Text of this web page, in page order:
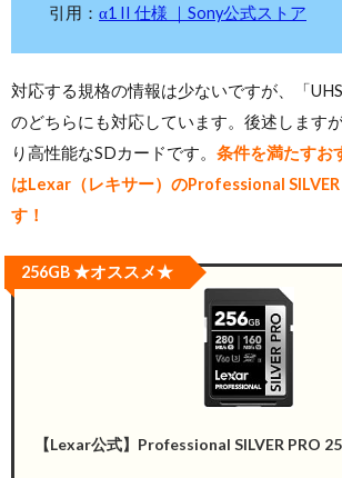
引用： α1 II 仕様 ｜Sony公式ストア
対応する規格の情報は少ないですが、「
のどちらにも対応しています。後述します
り高性能なSDカードです。 条件を満たすお
はLexar（レキサー）のProfessional
す！
【Lexar公式】Professional SILVER PRO
256GB ★オススメ★